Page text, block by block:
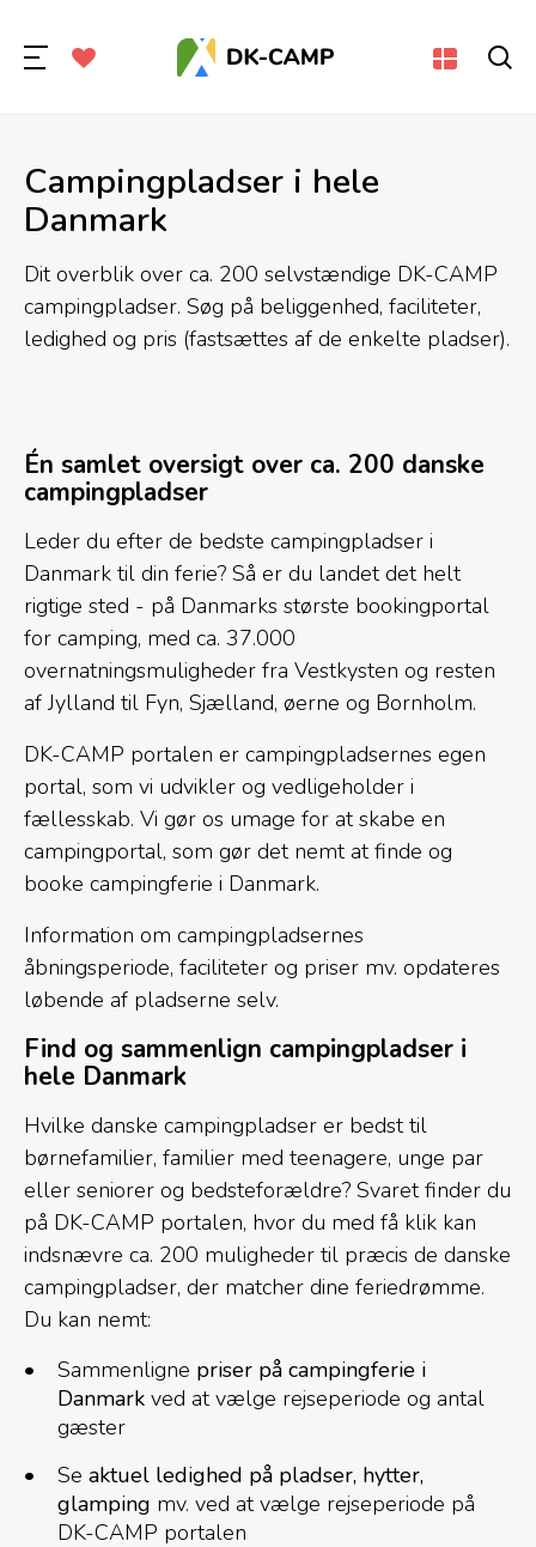
Campingpladser i hele
Danmark
Dit overblik over ca. 200 selvstændige DK-CAMP
campingpladser. Søg på beliggenhed, faciliteter,
ledighed og pris (fastsættes af de enkelte pladser).
Én samlet oversigt over ca. 200 danske
campingpladser
Leder du efter de bedste campingpladser i
Danmark til din ferie? Så er du landet det helt
rigtige sted - på Danmarks største bookingportal
for camping, med ca. 37.000
overnatningsmuligheder fra Vestkysten og resten
af Jylland til Fyn, Sjælland, øerne og Bornholm.
DK-CAMP portalen er campingpladsernes egen
portal, som vi udvikler og vedligeholder i
fællesskab. Vi gør os umage for at skabe en
campingportal, som gør det nemt at finde og
booke campingferie i Danmark.
Information om campingpladsernes
åbningsperiode, faciliteter og priser mv. opdateres
løbende af pladserne selv.
Find og sammenlign campingpladser i
hele Danmark
Hvilke danske campingpladser er bedst til
børnefamilier, familier med teenagere, unge par
eller seniorer og bedsteforældre? Svaret finder du
på DK-CAMP portalen, hvor du med få klik kan
indsnævre ca. 200 muligheder til præcis de danske
campingpladser, der matcher dine feriedrømme.
Du kan nemt:
Sammenligne priser på campingferie i
Danmark ved at vælge rejseperiode og antal
gæster
Se aktuel ledighed på pladser, hytter,
glamping mv. ved at vælge rejseperiode på
DK-CAMP portalen